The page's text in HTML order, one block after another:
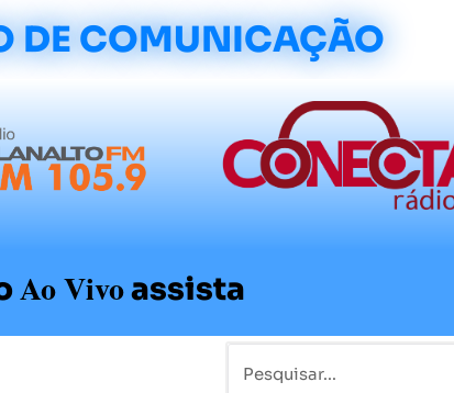
DE COMUNICAÇÃO
Ao Vivoassista